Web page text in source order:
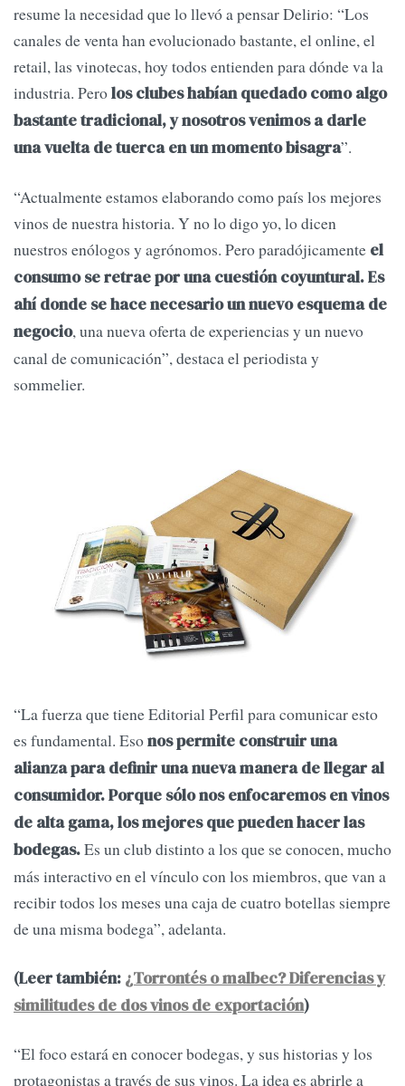
resume la necesidad que lo llevó a pensar Delirio: “Los
canales de venta han evolucionado bastante, el online, el
retail, las vinotecas, hoy todos entienden para dónde va la
industria. Perolos clubes habían quedado como algo
bastante tradicional, y nosotros venimos a darle
una vuelta de tuerca en un momento bisagra”.
“Actualmente estamos elaborando como país los mejores
vinos de nuestra historia. Y no lo digo yo, lo dicen
nuestros enólogos y agrónomos. Pero paradójicamente el
consumo se retrae por una cuestión coyuntural. Es
ahí donde se hace necesario un nuevo esquema de
negocio, una nueva oferta de experiencias y un nuevo
canal de comunicación”, destaca el periodista y
sommelier.
“La fuerza que tiene Editorial Perfil para comunicar esto
es fundamental. Esonos permite construir una
alianza para definir una nueva manera de llegar al
consumidor. Porque sólo nos enfocaremos en vinos
de alta gama, los mejores que pueden hacer las
bodegas.Es un club distinto a los que se conocen, mucho
más interactivo en el vínculo con los miembros, que van a
recibir todos los meses una caja de cuatro botellas siempre
de una misma bodega”, adelanta.
(Leer también: ¿Torrontés o malbec? Diferencias y
similitudes de dos vinos de exportación)
“El foco estará en conocer bodegas, y sus historias y los
protagonistas a través de sus vinos. La idea es abrirle a